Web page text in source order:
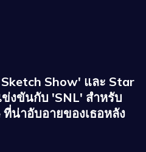
Show' และ Star
งขันกับ 'SNL' สำหรับ
ที่น่าอับอายของเธอหลัง